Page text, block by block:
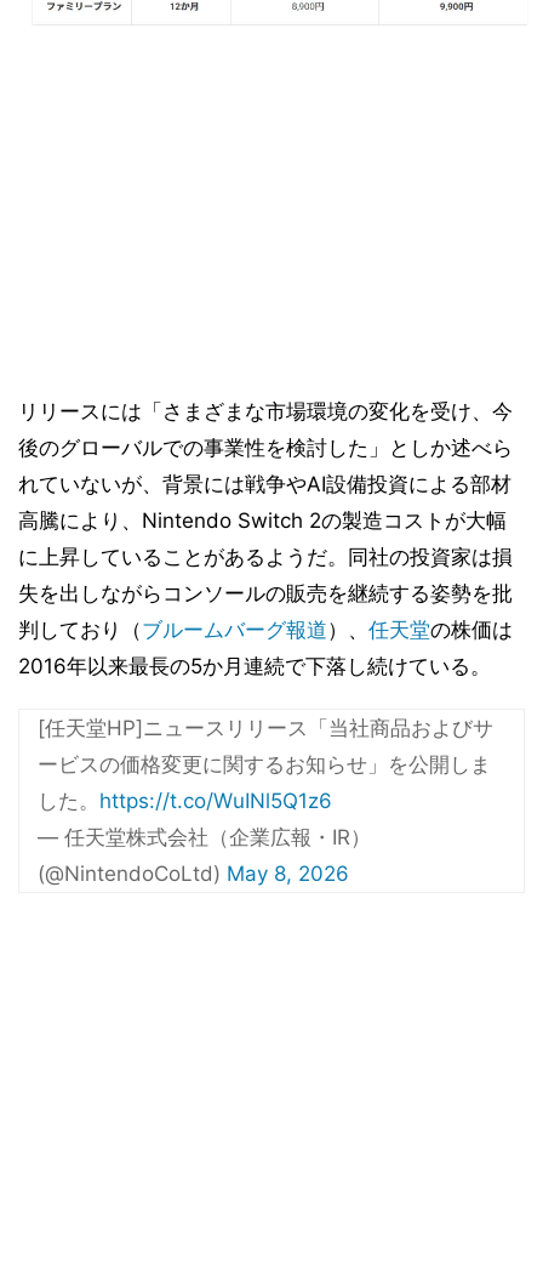
リリースには「さまざまな市場環境の変化を受け、今
後のグローバルでの事業性を検討した」としか述べら
れていないが、背景には戦争やAI設備投資による部材
高騰により、Nintendo Switch 2の製造コストが大幅
に上昇していることがあるようだ。同社の投資家は損
失を出しながらコンソールの販売を継続する姿勢を批
判しており（ブルームバーグ報道）、 任天堂の株価は
2016年以来最長の5か月連続で下落し続けている。
[任天堂HP]ニュースリリース「当社商品およびサ
ービスの価格変更に関するお知らせ」を公開しま
した。 https://t.co/WuINl5Q1z6
— 任天堂株式会社（企業広報・IR）
(@NintendoCoLtd) May 8, 2026